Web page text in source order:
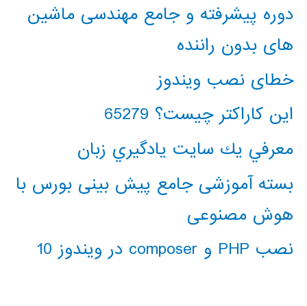
دوره پیشرفته و جامع مهندسی ماشین
های بدون راننده
خطای نصب ویندوز
این کاراکتر چیست؟ 65279
معرفي يك سايت يادگيري زبان
بسته آموزشی جامع پیش بینی بورس با
هوش مصنوعی
نصب PHP و composer در ویندوز 10